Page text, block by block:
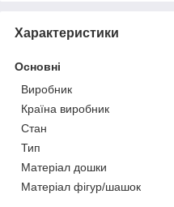
Характеристики
Основні
Виробник
Країна виробник
Стан
Тип
Матеріал дошки
Матеріал фігур/шашок